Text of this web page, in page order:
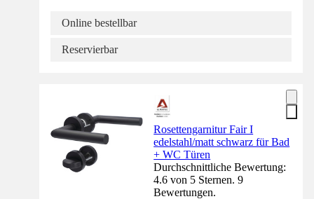
Online bestellbar
Reservierbar
Rosettengarnitur Fair I
edelstahl/matt schwarz für Bad
+ WC Türen
Durchschnittliche Bewertung:
4.6 von 5 Sternen. 9
Bewertungen.